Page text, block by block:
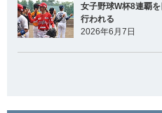
女子野球W杯8連覇
行われる
2026年6月7日